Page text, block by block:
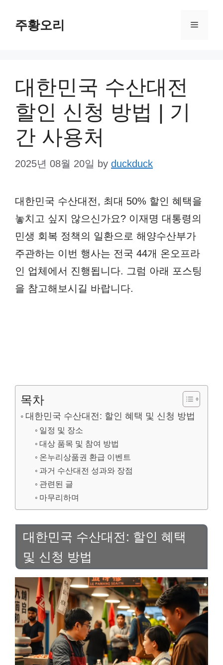
주황오리 Menu
대한민국 수산대전
할인 신청 방법 | 기
간 사용처
2025년 08월 20일 by duckduck
대한민국 수산대전, 최대 50% 할인 혜택을
놓치고 싶지 않으신가요? 이재명 대통령의
민생 회복 정책의 일환으로 해양수산부가
주관하는 이번 행사는 전국 44개 온오프라
인 업체에서 진행됩니다. 그럼 아래 포스팅
을 참고해보시길 바랍니다.
목차
대한민국 수산대전: 할인 혜택 및 신청 방법
일정 및 장소
대상 품목 및 참여 방법
온누리상품권 환급 이벤트
과거 수산대전 성과와 장점
관련된 글
마무리하며
대한민국 수산대전: 할인 혜택
및 신청 방법